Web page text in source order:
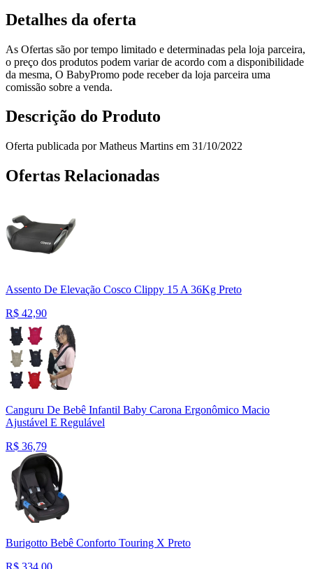
Detalhes da oferta
As Ofertas são por tempo limitado e determinadas pela loja parceira,
o preço dos produtos podem variar de acordo com a disponibilidade
da mesma, O BabyPromo pode receber da loja parceira uma
comissão sobre a venda.
Descrição do Produto
Oferta publicada por Matheus Martins em 31/10/2022
Ofertas Relacionadas
Assento De Elevação Cosco Clippy 15 A 36Kg Preto
R$ 42,90
Canguru De Bebê Infantil Baby Carona Ergonômico Macio
Ajustável E Regulável
R$ 36,79
Burigotto Bebê Conforto Touring X Preto